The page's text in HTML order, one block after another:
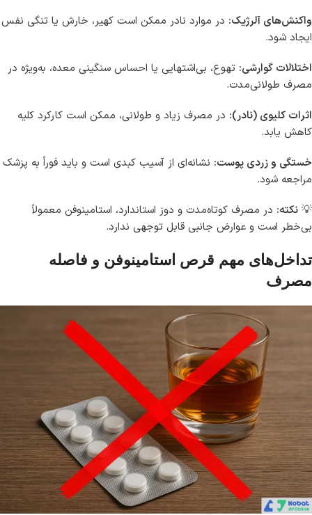
واکنش‌های آلرژیک: در موارد نادر ممکن است کهیر، خارش یا تنگی نفس
ایجاد شود.
اختلالات گوارشی: تهوع، بی‌اشتهایی یا احساس سنگینی معده، به‌ویژه در
مصرف طولانی‌مدت.
اثرات کلیوی (نادر): در مصرف زیاد و طولانی، ممکن است کارکرد کلیه
کاهش یابد.
خستگی و زردی پوست: نشانه‌ای از آسیب کبدی است و باید فوراً به پزشک
مراجعه شود.
💡 نکته: در مصرف کوتاه‌مدت و دوز استاندارد، استامینوفن معمولاً
بی‌خطر است و عوارض جانبی قابل توجهی ندارد.
تداخل‌های مهم قرص استامینوفن و فاصله
مصرف